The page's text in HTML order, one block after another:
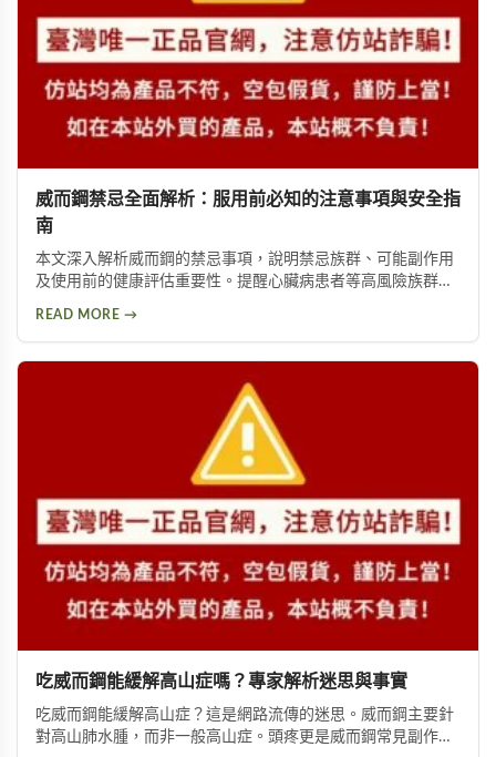
威而鋼禁忌全面解析：服用前必知的注意事項與安全指
南
本文深入解析威而鋼的禁忌事項，說明禁忌族群、可能副作用
及使用前的健康評估重要性。提醒心臟病患者等高風險族群應
READ MORE →
吃威而鋼能緩解高山症嗎？專家解析迷思與事實
吃威而鋼能緩解高山症？這是網路流傳的迷思。威而鋼主要針
對高山肺水腫，而非一般高山症。頭疼更是威而鋼常見副作